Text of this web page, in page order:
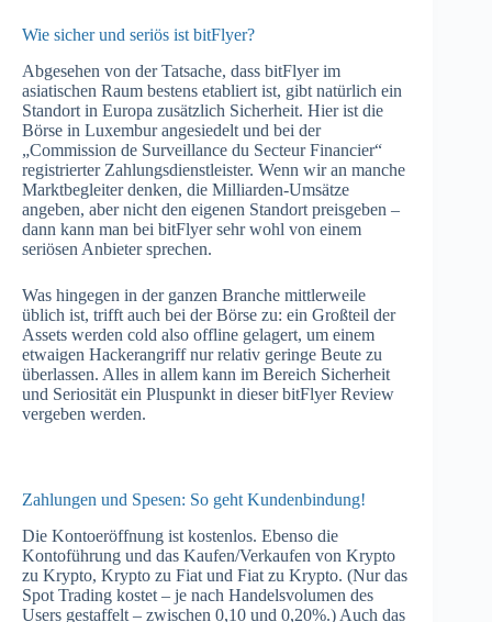
Wie sicher und seriös ist bitFlyer?
Abgesehen von der Tatsache, dass bitFlyer im
asiatischen Raum bestens etabliert ist, gibt natürlich ein
Standort in Europa zusätzlich Sicherheit. Hier ist die
Börse in Luxembur angesiedelt und bei der
„Commission de Surveillance du Secteur Financier“
registrierter Zahlungsdienstleister. Wenn wir an manche
Marktbegleiter denken, die Milliarden-Umsätze
angeben, aber nicht den eigenen Standort preisgeben –
dann kann man bei bitFlyer sehr wohl von einem
seriösen Anbieter sprechen.
Was hingegen in der ganzen Branche mittlerweile
üblich ist, trifft auch bei der Börse zu: ein Großteil der
Assets werden cold also offline gelagert, um einem
etwaigen Hackerangriff nur relativ geringe Beute zu
überlassen. Alles in allem kann im Bereich Sicherheit
und Seriosität ein Pluspunkt in dieser bitFlyer Review
vergeben werden.
Zahlungen und Spesen: So geht Kundenbindung!
Die Kontoeröffnung ist kostenlos. Ebenso die
Kontoführung und das Kaufen/Verkaufen von Krypto
zu Krypto, Krypto zu Fiat und Fiat zu Krypto. (Nur das
Spot Trading kostet – je nach Handelsvolumen des
Users gestaffelt – zwischen 0,10 und 0,20%.) Auch das